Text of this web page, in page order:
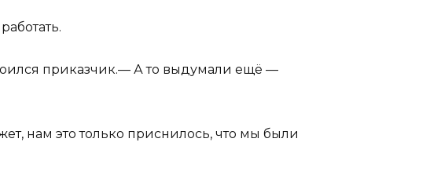
приказчик.— А то выдумали ещё —
нам это только приснилось, что мы были